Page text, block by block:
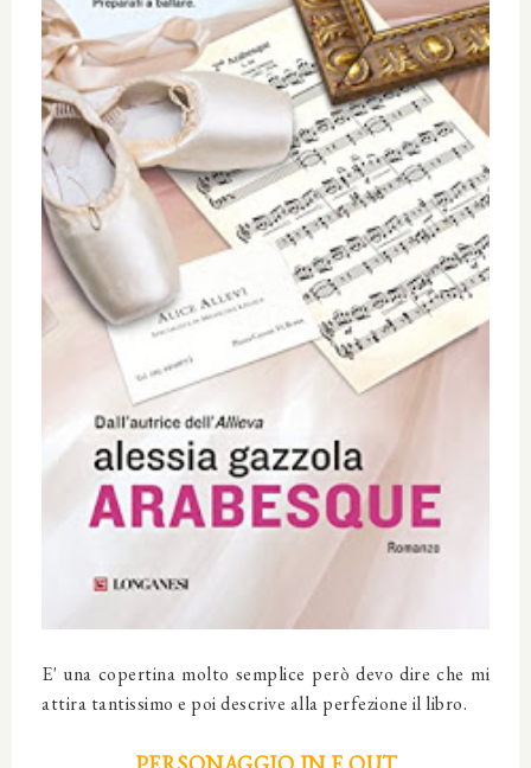
E' una copertina molto semplice però devo dire che mi
attira tantissimo e poi descrive alla perfezione il libro.